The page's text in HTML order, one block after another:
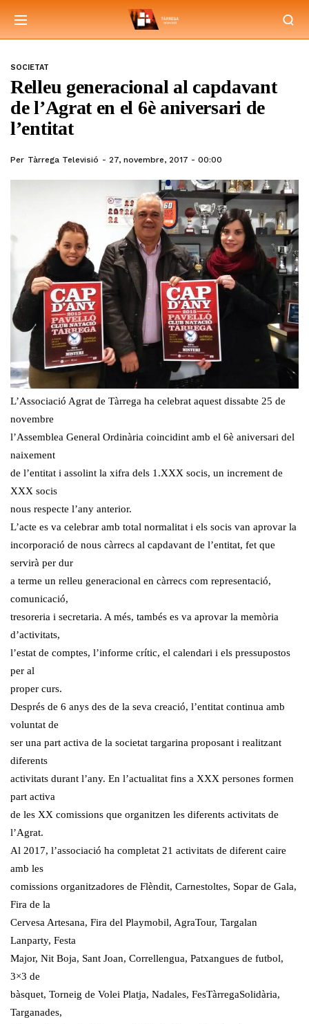
SOCIETAT
Relleu generacional al capdavant
de l’Agrat en el 6è aniversari de
l’entitat
Per Tàrrega Televisió 27, novembre, 2017 - 00:00
L’Associació Agrat de Tàrrega ha celebrat aquest dissabte 25 de
novembre
l’Assemblea General Ordinària coincidint amb el 6è aniversari del
naixement
de l’entitat i assolint la xifra dels 1.XXX socis, un increment de
XXX socis
nous respecte l’any anterior.
L’acte es va celebrar amb total normalitat i els socis van aprovar la
incorporació de nous càrrecs al capdavant de l’entitat, fet que
servirà per dur
a terme un relleu generacional en càrrecs com representació,
comunicació,
tresoreria i secretaria. A més, tambés es va aprovar la memòria
d’activitats,
l’estat de comptes, l’informe crític, el calendari i els pressupostos
per al
proper curs.
Després de 6 anys des de la seva creació, l’entitat continua amb
voluntat de
ser una part activa de la societat targarina proposant i realitzant
diferents
activitats durant l’any. En l’actualitat fins a XXX persones formen
part activa
de les XX comissions que organitzen les diferents activitats de
l’Agrat.
Al 2017, l’associació ha completat 21 activitats de diferent caire
amb les
comissions organitzadores de Flèndit, Carnestoltes, Sopar de Gala,
Fira de la
Cervesa Artesana, Fira del Playmobil, AgraTour, Targalan
Lanparty, Festa
Major, Nit Boja, Sant Joan, Correllengua, Patxangues de futbol,
3×3 de
bàsquet, Torneig de Volei Platja, Nadales, FesTàrregaSolidària,
Targanades,